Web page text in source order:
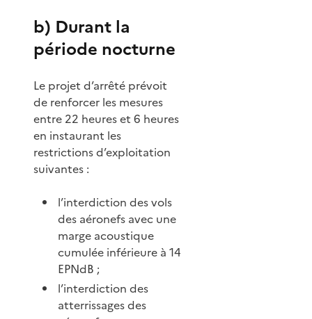
b) Durant la
période nocturne
Le projet d’arrêté prévoit
de renforcer les mesures
entre 22 heures et 6 heures
en instaurant les
restrictions d’exploitation
suivantes :
l’interdiction des vols
des aéronefs avec une
marge acoustique
cumulée inférieure à 14
EPNdB ;
l’interdiction des
atterrissages des